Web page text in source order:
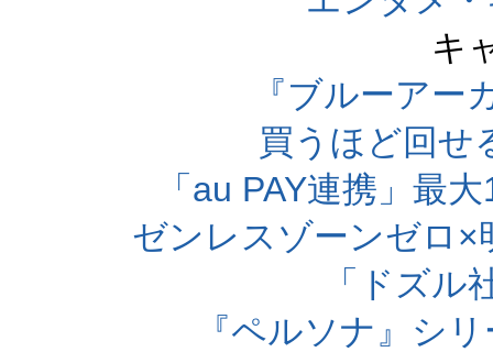
キ
『ブルーアー
買うほど回せ
「au PAY連携」最
ゼンレスゾーンゼロ
「ドズル
『ペルソナ』シ